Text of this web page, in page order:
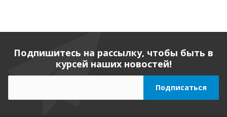
Подпишитесь на рассылку, чтобы быть в
курсей наших новостей!